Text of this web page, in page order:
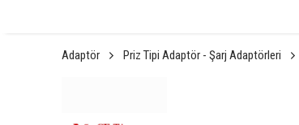
Adaptör Priz Tipi Adaptör - Şarj Adaptörleri